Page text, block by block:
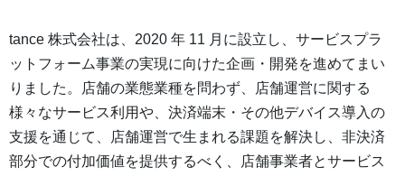
tance 株式会社は、2020 年 11 月に設立し、サービスプラ
ットフォーム事業の実現に向けた企画・開発を進めてまい
りました。店舗の業態業種を問わず、店舗運営に関する
様々なサービス利用や、決済端末・その他デバイス導入の
支援を通じて、店舗運営で生まれる課題を解決し、非決済
部分での付加価値を提供するべく、店舗事業者とサービス